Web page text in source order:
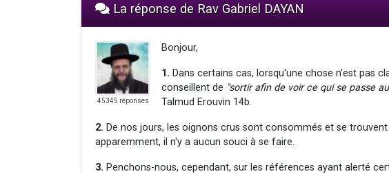
La réponse de Rav Gabriel DAYAN
45345 réponses
Bonjour,
1. Dans certains cas, lorsqu'une chose n'est pas
conseillent de "sortir afin de voir ce qui se passe
Talmud Erouvin 14b.
2. De nos jours, les oignons crus sont consommés et se
apparemment, il n'y a aucun souci à se faire.
3. Penchons-nous, cependant, sur les références ayant alerté